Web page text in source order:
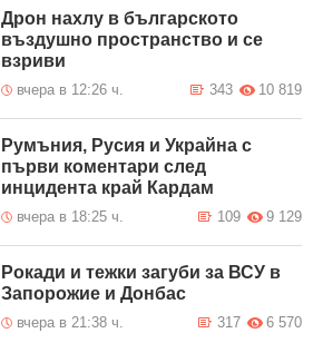
Дрон нахлу в българското
въздушно пространство и се
взриви
вчера в 12:26 ч. 10 819
343
Румъния, Русия и Украйна с
първи коментари след
инцидента край Кардам
вчера в 18:25 ч. 9 129
109
Рокади и тежки загуби за ВСУ в
Запорожие и Донбас
вчера в 21:38 ч. 6 570
317